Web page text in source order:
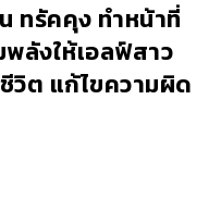
ทรัคคุง ทำหน้าที่
ลังให้เอลฟ์สาว
วิต แก้ไขความผิด